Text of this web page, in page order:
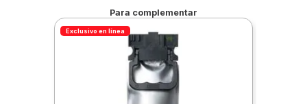
Para complementar
Exclusivo en línea